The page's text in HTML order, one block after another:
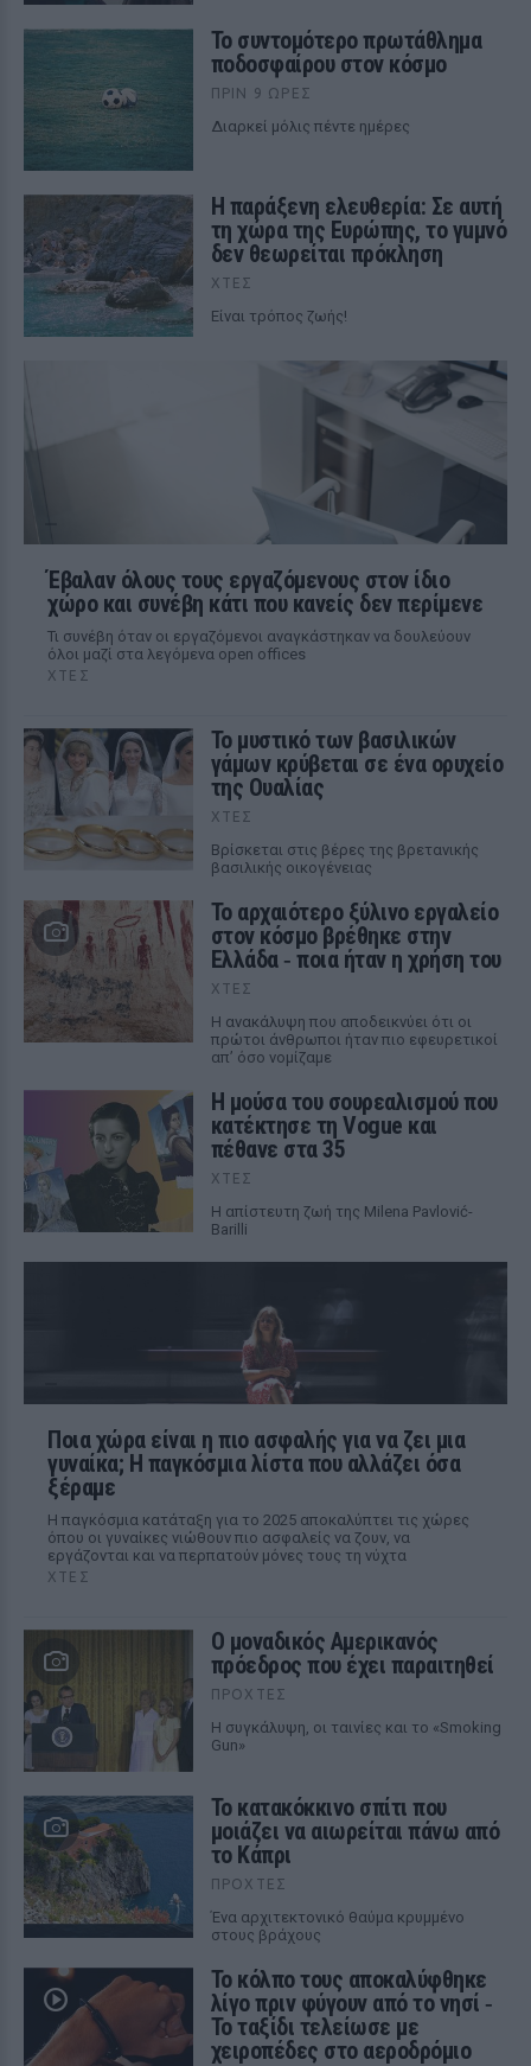
Το συντομότερο πρωτάθλημα
ποδοσφαίρου στον κόσμο
ΠΡΙΝ 9 ΏΡΕΣ
Διαρκεί μόλις πέντε ημέρες
Η παράξενη ελευθερία: Σε αυτή
τη χώρα της Ευρώπης, το γuμνό
δεν θεωρείται πρόκληση
ΧΤΕΣ
Είναι τρόπος ζωής!
Έβαλαν όλους τους εργαζόμενους στον ίδιο
χώρο και συνέβη κάτι που κανείς δεν περίμενε
Τι συνέβη όταν οι εργαζόμενοι αναγκάστηκαν να δουλεύουν
όλοι μαζί στα λεγόμενα open offices
ΧΤΕΣ
Το μυστικό των βασιλικών
γάμων κρύβεται σε ένα ορυχείο
της Ουαλίας
ΧΤΕΣ
Βρίσκεται στις βέρες της βρετανικής
βασιλικής οικογένειας
Το αρχαιότερο ξύλινο εργαλείο
στον κόσμο βρέθηκε στην
Ελλάδα ‑ ποια ήταν η χρήση του
ΧΤΕΣ
Η ανακάλυψη που αποδεικνύει ότι οι
πρώτοι άνθρωποι ήταν πιο εφευρετικοί
απ’ όσο νομίζαμε
Η μούσα του σουρεαλισμού που
κατέκτησε τη Vogue και
πέθανε στα 35
ΧΤΕΣ
Η απίστευτη ζωή της Milena Pavlović-
Barilli
Ποια χώρα είναι η πιο ασφαλής για να ζει μια
γυναίκα; Η παγκόσμια λίστα που αλλάζει όσα
ξέραμε
Η παγκόσμια κατάταξη για το 2025 αποκαλύπτει τις χώρες
όπου οι γυναίκες νιώθουν πιο ασφαλείς να ζουν, να
εργάζονται και να περπατούν μόνες τους τη νύχτα
ΧΤΕΣ
Ο μοναδικός Αμερικανός
πρόεδρος που έχει παραιτηθεί
ΠΡΟΧΤΈΣ
Η συγκάλυψη, οι ταινίες και το «Smoking
Gun»
Το κατακόκκινο σπίτι που
μοιάζει να αιωρείται πάνω από
το Κάπρι
ΠΡΟΧΤΈΣ
Ένα αρχιτεκτονικό θαύμα κρυμμένο
στους βράχους
Το κόλπο τους αποκαλύφθηκε
λίγο πριν φύγουν από το νησί ‑
Το ταξίδι τελείωσε με
χειροπέδες στο αεροδρόμιο